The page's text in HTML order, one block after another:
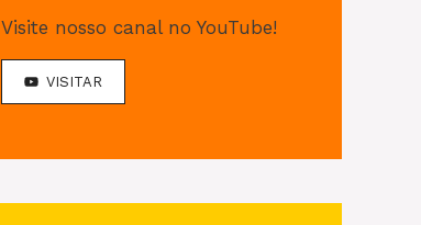
Visite nosso canal no YouTube!
VISITAR